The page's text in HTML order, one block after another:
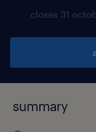
closes 31
summary